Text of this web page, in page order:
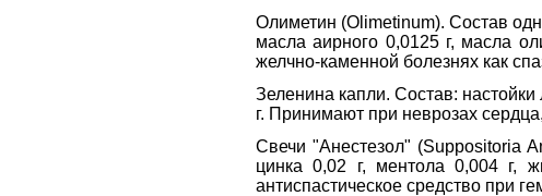
Олиметин (Olimetinum). Состав
масла аирного 0,0125 г, масла
желчно-каменной болезнях как
Зеленина капли. Состав:
г. Принимают при неврозах
Свечи "Анестезол" (Suppositoria
цинка 0,02 г, ментола 0,004 г,
антиспастическое средство при